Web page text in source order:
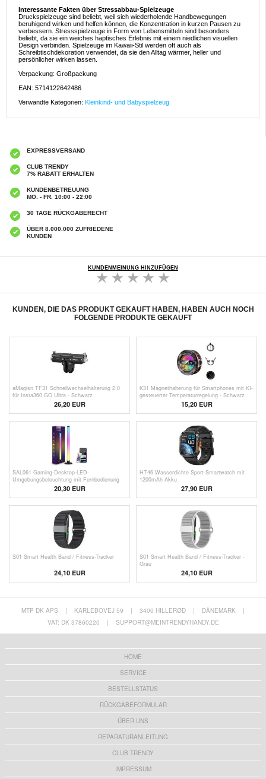
Interessante Fakten über Stressabbau-Spielzeuge
Druckspielzeuge sind beliebt, weil sich wiederholende Handbewegungen
beruhigend wirken und helfen können, die Konzentration in kurzen Pausen zu
verbessern. Stressspielzeuge in Form von Lebensmitteln sind besonders
beliebt, da sie ein weiches haptisches Erlebnis mit einem niedlichen visuellen
Design verbinden. Spielzeuge im Kawaii-Stil werden oft auch als
Schreibtischdekoration verwendet, da sie den Alltag wärmer, heller und
persönlicher wirken lassen.
Verpackung: Großpackung
EAN: 5714122642486
Verwandte Kategorien: Kleinkind- und Babyspielzeug
EXPRESSVERSAND
CLUB TRENDY
7% RABATT ERHALTEN
KUNDENBETREUUNG
MO. - FR. 10:00 - 22:00
30 TAGE RÜCKGABERECHT
ÜBER 8.000.000 ZUFRIEDENE
KUNDEN
KUNDENMEINUNG HINZUFÜGEN
KUNDEN, DIE DAS PRODUKT GEKAUFT HABEN, HABEN AUCH NOCH
FOLGENDE PRODUKTE GEKAUFT
aMagisn TF31 Schnellwechselhalterung 2.0
für Insta360 GO Ultra - Schwarz
26,20 EUR
K31 Magnethalterung für Smartphones mit KI-
gesteuerter Temperaturregelung - Schwarz
15,20 EUR
SAL061 Gaming-Desktop-LED-
Umgebungsbeleuchtung mit Fernbedienung
20,30EUR
HT46 Wasserdichte Sport-Smartwatch mit
1200mAh Akku
27,90 EUR
S01 Smart Health Band / Fitness-Tracker
24,10 EUR
S01 Smart Health Band / Fitness-Tracker -
Grau
24,10 EUR
MTP DK APS | KARLEBOVEJ 59 | 3400 HILLERØD | DÄNEMARK
|
VAT: DK 37860220
| SUPPORT@MEINTRENDYHANDY.DE
HOME
SERVICE
BESTELLSTATUS
RÜCKGABEFORMULAR
ÜBER UNS
REPARATURANLEITUNG
CLUB TRENDY
IMPRESSUM